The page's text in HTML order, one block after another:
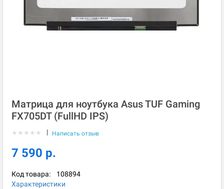
Матрица для ноутбука Asus TUF Gaming
FX705DT (FullHD IPS)
★ ★ ★ ★ ★ | Написать отзыв
7 590 р.
Код товара: 108894
Характеристики